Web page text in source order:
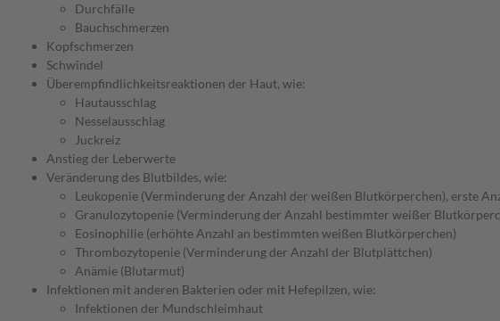
Durchfälle
Bauchschmerzen
Kopfschmerzen
Schwindel
Überempfindlichkeitsreaktionen der Haut, wie:
Hautausschlag
Nesselausschlag
Juckreiz
Anstieg der Leberwerte
Veränderung des Blutbildes, wie:
Leukopenie (Verminderung der Anzahl der weißen Blutkörperchen), erste
Granulozytopenie (Verminderung der Anzahl bestimmter weißer
Eosinophilie (erhöhte Anzahl an bestimmten weißen Blutkörperchen)
Thrombozytopenie (Verminderung der Anzahl der Blutplättchen)
Anämie (Blutarmut)
Infektionen mit anderen Bakterien oder mit Hefepilzen, wie:
Infektionen der Mundschleimhaut